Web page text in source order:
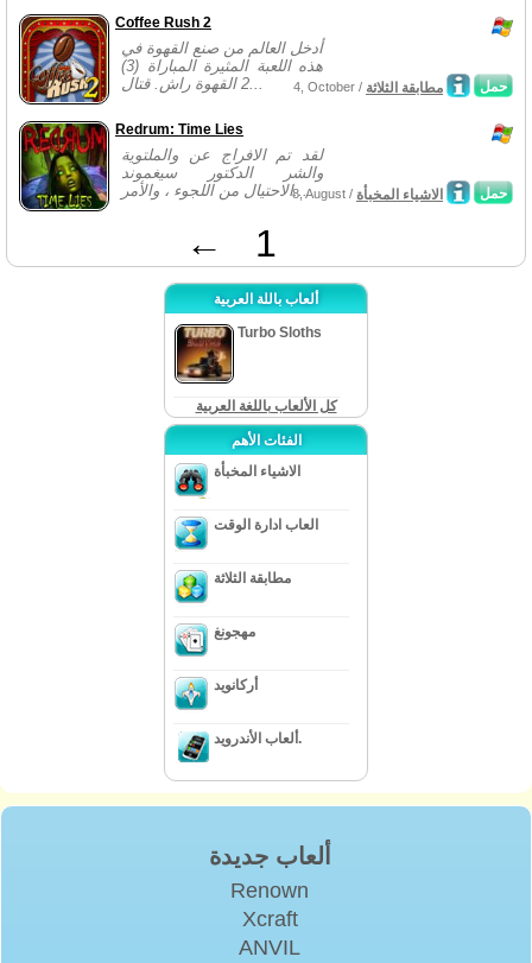
Coffee Rush 2
أدخل العالم من صنع القهوة في
هذه اللعبة المثيرة المباراة (3)
2 القهوة راش. قتال...
حمل 4, October / مطابقة الثلاثة
Redrum: Time Lies
لقد تم الافراج عن والملتوية
والشر الدكتور سيغموند
الاحتيال من اللجوء ، والأمر...
حمل 8, August / الاشياء المخبأة
← 1
ألعاب باللة العربية
Turbo Sloths
كل الألعاب باللغة العربية
الفئات الأهم
الاشياء المخبأة
العاب ادارة الوقت
مطابقة الثلاثة
مهجونغ
أركانويد
ألعاب الأندرويد.
ألعاب جديدة
Renown
Xcraft
ANVIL